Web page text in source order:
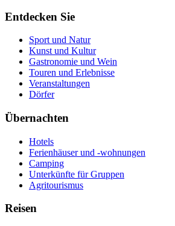
Entdecken Sie
Sport und Natur
Kunst und Kultur
Gastronomie und Wein
Touren und Erlebnisse
Veranstaltungen
Dörfer
Übernachten
Hotels
Ferienhäuser und -wohnungen
Camping
Unterkünfte für Gruppen
Agritourismus
Reisen